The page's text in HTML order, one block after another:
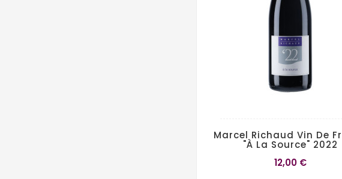
Marcel Richaud Vin De
"À La Source" 2022
12,00 €